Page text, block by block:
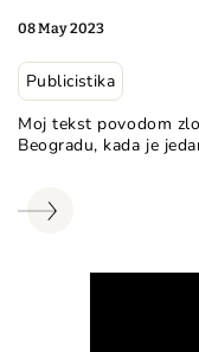
08 May 2023
Publicistika
Moj tekst povodom
Beogradu, kada je